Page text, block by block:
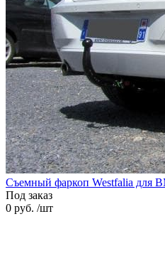
Cъемный фаркоп Westfalia для
Под заказ
0 руб. /шт